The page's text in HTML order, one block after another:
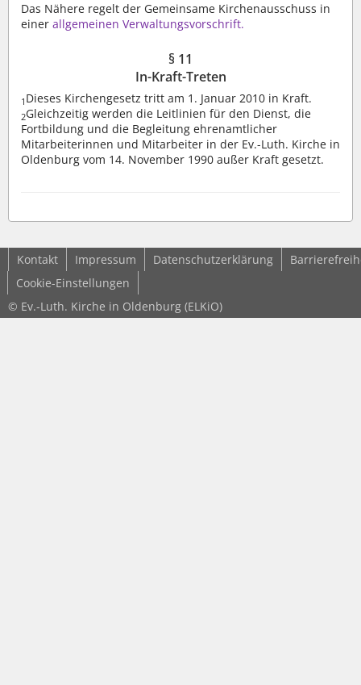
Das Nähere regelt der Gemeinsame Kirchenausschuss in
einer allgemeinen Verwaltungsvorschrift.
§ 11
In-Kraft-Treten
1 Dieses Kirchengesetz tritt am 1. Januar 2010 in Kraft.
2Gleichzeitig werden die Leitlinien für den Dienst, die
Fortbildung und die Begleitung ehrenamtlicher
Mitarbeiterinnen und Mitarbeiter in der Ev.-Luth. Kirche in
Oldenburg vom 14. November 1990 außer Kraft gesetzt.
Kontakt Impressum Datenschutzerklärung
Cookie-Einstellungen
© Ev.-Luth. Kirche in Oldenburg (ELKiO)